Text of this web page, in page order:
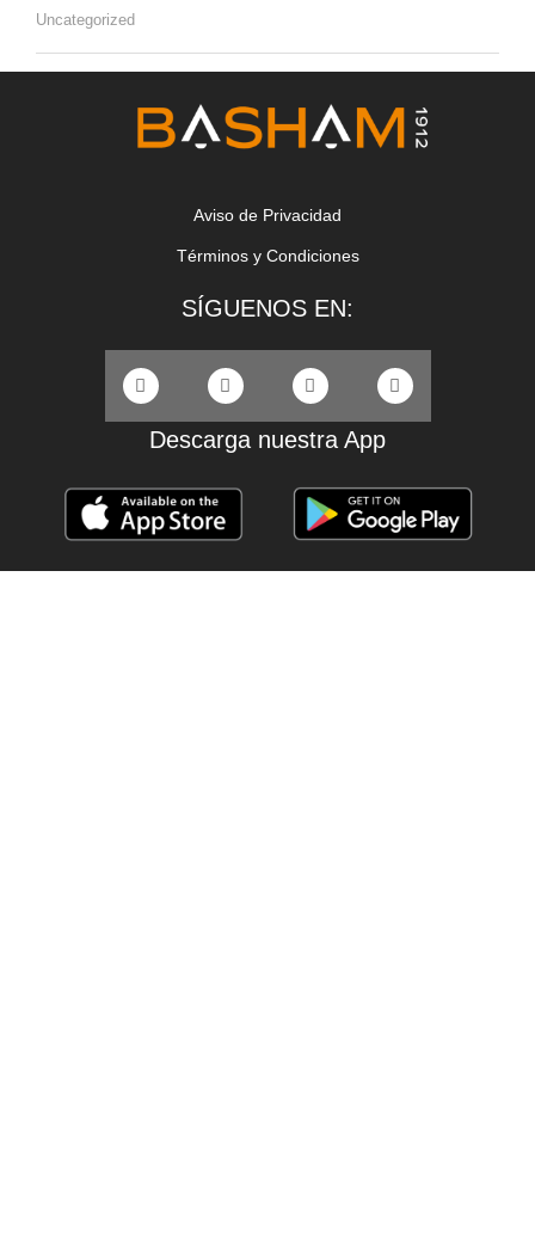
Uncategorized
Aviso de Privacidad
Términos y Condiciones
SÍGUENOS EN:
Descarga nuestra App